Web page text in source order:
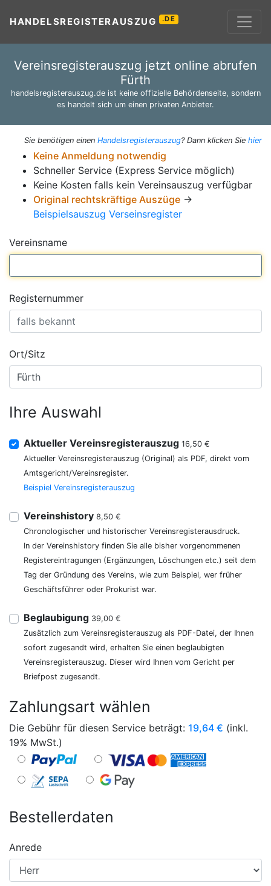
HANDELSREGISTERAUSZUG .DE
Vereinsregisterauszug jetzt online abrufen
Fürth
handelsregisterauszug.de ist keine offizielle Behördenseite, sondern
es handelt sich um einen privaten Anbieter.
Sie benötigen einen Handelsregisterauszug? Dann klicken Sie hier
Keine Anmeldung notwendig
Schneller Service (Express Service möglich)
Keine Kosten falls kein Vereinsauszug verfügbar
Original rechtskräftige Auszüge →
Beispielsauszug Verseinsregister
Vereinsname
Registernummer
Ort/Sitz
Ihre Auswahl
Aktueller Vereinsregisterauszug 16,50 €
Aktueller Vereinsregisterauszug (Original) als PDF, direkt vom
Amtsgericht/Vereinsregister.
Beispiel Vereinsregisterauszug
Vereinshistory 8,50 €
Chronologischer und historischer Vereinsregisterausdruck.
In der Vereinshistory finden Sie alle bisher vorgenommenen
Registereintragungen (Ergänzungen, Löschungen etc.) seit dem
Tag der Gründung des Vereins, wie zum Beispiel, wer früher
Geschäftsführer oder Prokurist war.
Beglaubigung 39,00 €
Zusätzlich zum Vereinsregisterauszug als PDF-Datei, der Ihnen
sofort zugesandt wird, erhalten Sie einen beglaubigten
Vereinsregisterauszug. Dieser wird Ihnen vom Gericht per
Briefpost zugesandt.
Zahlungsart wählen
Die Gebühr für diesen Service beträgt: 19,64 € (inkl.
19% MwSt.)
Bestellerdaten
Anrede